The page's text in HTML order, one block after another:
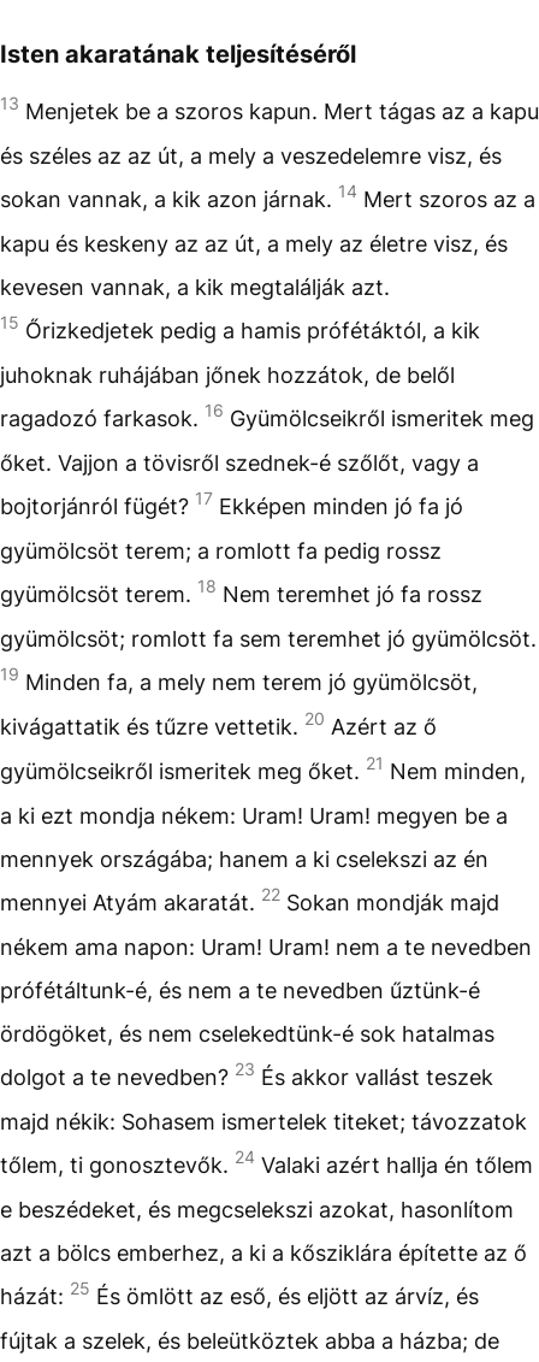
Isten akaratának teljesítéséről
13 Menjetek be a szoros kapun. Mert tágas az a kapu
és széles az az út, a mely a veszedelemre visz, és
sokan vannak, a kik azon járnak. 14 Mert szoros az a
kapu és keskeny az az út, a mely az életre visz, és
kevesen vannak, a kik megtalálják azt.
15 Őrizkedjetek pedig a hamis prófétáktól, a kik
juhoknak ruhájában jőnek hozzátok, de belől
ragadozó farkasok. 16 Gyümölcseikről ismeritek meg
őket. Vajjon a tövisről szednek-é szőlőt, vagy a
bojtorjánról fügét? 17 Ekképen minden jó fa jó
gyümölcsöt terem; a romlott fa pedig rossz
gyümölcsöt terem. 18 Nem teremhet jó fa rossz
gyümölcsöt; romlott fa sem teremhet jó gyümölcsöt.
19 Minden fa, a mely nem terem jó gyümölcsöt,
kivágattatik és tűzre vettetik. 20 Azért az ő
gyümölcseikről ismeritek meg őket. 21 Nem minden,
a ki ezt mondja nékem: Uram! Uram! megyen be a
mennyek országába; hanem a ki cselekszi az én
mennyei Atyám akaratát. 22 Sokan mondják majd
nékem ama napon: Uram! Uram! nem a te nevedben
prófétáltunk-é, és nem a te nevedben űztünk-é
ördögöket, és nem cselekedtünk-é sok hatalmas
dolgot a te nevedben? 23 És akkor vallást teszek
majd nékik: Sohasem ismertelek titeket; távozzatok
tőlem, ti gonosztevők. 24 Valaki azért hallja én tőlem
e beszédeket, és megcselekszi azokat, hasonlítom
azt a bölcs emberhez, a ki a kősziklára építette az ő
házát: 25 És ömlött az eső, és eljött az árvíz, és
fújtak a szelek, és beleütköztek abba a házba; de